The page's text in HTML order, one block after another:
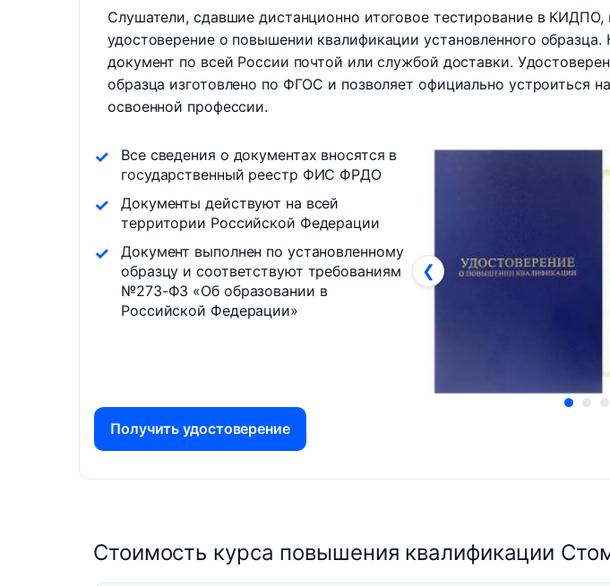
Слушатели, сдавшие дистанционно итоговое тестирование в КИДПО,
удостоверение о повышении квалификации установленного
документ по всей России почтой или службой доставки.
образца изготовлено по ФГОС и позволяет официально устроиться
освоенной профессии.
Все сведения о документах вносятся в
государственный реестр ФИС ФРДО
Документы действуют на всей
территории Российской Федерации
Документ выполнен по установленному
образцу и соответствуют требованиям
№273-ФЗ «Об образовании в
Российской Федерации»
❮
Получить удостоверение
Стоимость курса повышения квалификации